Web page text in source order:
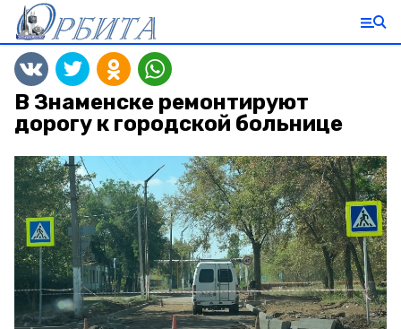
В Знаменске ремонтируют
дорогу к городской больнице